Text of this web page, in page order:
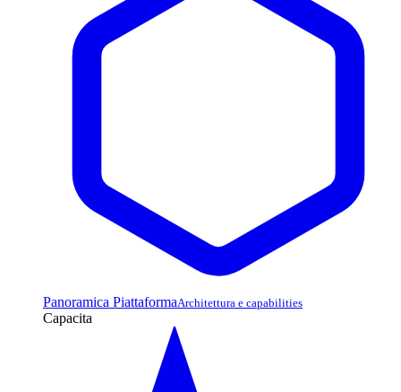
Panoramica PiattaformaArchitettura e capabilities
Capacita